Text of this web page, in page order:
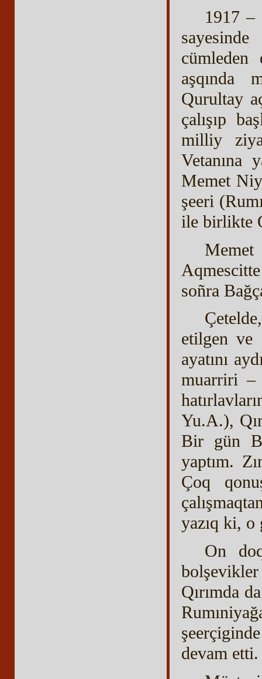
1917 –
cümleden
aşqında
Qurultay
çalışıp
milliy
Vetanına
Memet
şeeri
ile birlikte
soñra
etilgen ve
ayatını
muarriri –
Yu.A.),
Bir gün
yaptım.
Çoq
yazıq ki,
On
Qırımda
devam etti.